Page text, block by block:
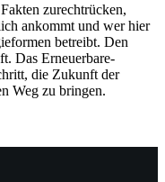
zurechtrücken,
ankommt und wer hier
betreibt. Den
Das Erneuerbare-
die Zukunft der
Weg zu bringen.